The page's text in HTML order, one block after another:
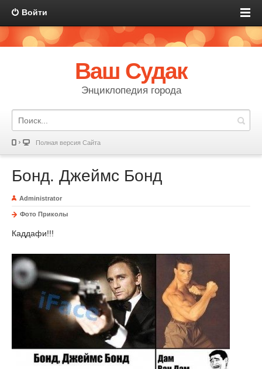
Войти
Ваш Судак
Энциклопедия города
Полная версия Сайта
Бонд. Джеймс Бонд
Administrator
Фото Приколы
Каддафи!!!